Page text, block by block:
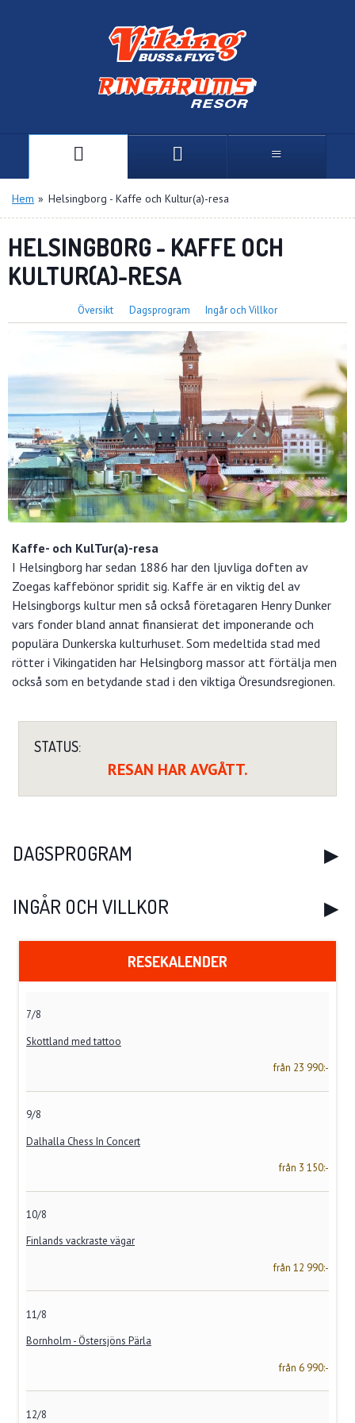
Hem » Helsingborg - Kaffe och Kultur(a)-resa
HELSINGBORG - KAFFE OCH
KULTUR(A)-RESA
Översikt Dagsprogram Ingår och Villkor
Kaffe- och KulTur(a)-resa
I Helsingborg har sedan 1886 har den ljuvliga doften av
Zoegas kaffebönor spridit sig. Kaffe är en viktig del av
Helsingborgs kultur men så också företagaren Henry Dunker
vars fonder bland annat finansierat det imponerande och
populära Dunkerska kulturhuset. Som medeltida stad med
rötter i Vikingatiden har Helsingborg massor att förtälja men
också som en betydande stad i den viktiga Öresundsregionen.
STATUS:
RESAN HAR AVGÅTT.
DAGSPROGRAM
INGÅR OCH VILLKOR
RESEKALENDER
7/8
Skottland med tattoo
från 23 990:-
9/8
Dalhalla Chess In Concert
från 3 150:-
10/8
Finlands vackraste vägar
från 12 990:-
11/8
Bornholm - Östersjöns Pärla
från 6 990:-
12/8